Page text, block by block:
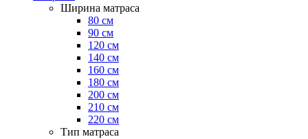
Ширина матраса
80 см
90 см
120 см
140 см
160 см
180 см
200 см
210 см
220 см
Тип матраса